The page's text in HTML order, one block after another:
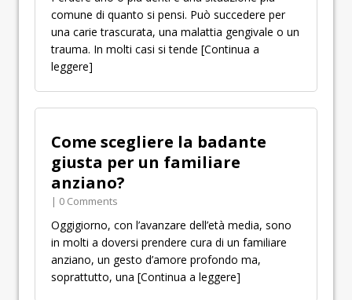
comune di quanto si pensi. Può succedere per
una carie trascurata, una malattia gengivale o un
trauma. In molti casi si tende [Continua a
leggere]
­­­­­Come scegliere la badante
giusta per un familiare
anziano?
| 0 Comments
Oggigiorno, con l’avanzare dell’età media, sono
in molti a doversi prendere cura di un familiare
anziano, un gesto d’amore profondo ma,
soprattutto, una [Continua a leggere]